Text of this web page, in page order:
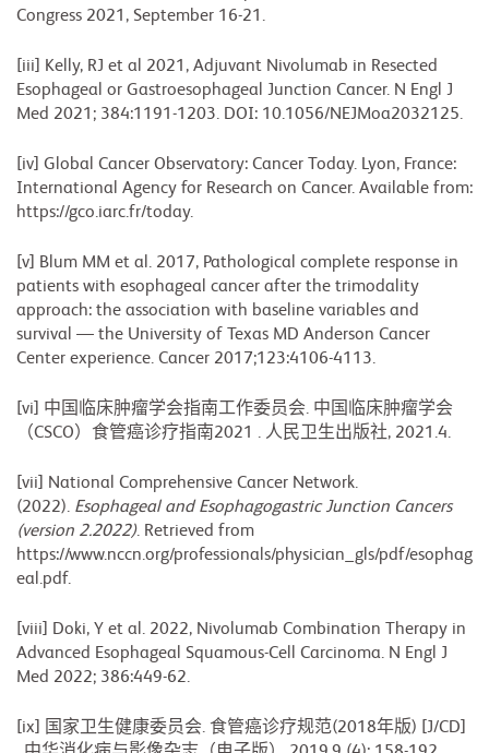
Congress 2021, September 16-21.
[iii] Kelly, RJ et al 2021, Adjuvant Nivolumab in Resected
Esophageal or Gastroesophageal Junction Cancer. N Engl J
Med 2021; 384:1191-1203. DOI: 10.1056/NEJMoa2032125.
[iv] Global Cancer Observatory: Cancer Today. Lyon, France:
International Agency for Research on Cancer. Available from:
https://gco.iarc.fr/today.
[v] Blum MM et al. 2017, Pathological complete response in
patients with esophageal cancer after the trimodality
approach: the association with baseline variables and
survival — the University of Texas MD Anderson Cancer
Center experience. Cancer 2017;123:4106-4113.
[vi] 中国临床肿瘤学会指南工作委员会. 中国临床肿瘤学会
（CSCO）食管癌诊疗指南2021 . 人民卫生出版社, 2021.4.
[vii] National Comprehensive Cancer Network.
(2022). Esophageal and Esophagogastric Junction Cancers
(version 2.2022). Retrieved from
https://www.nccn.org/professionals/physician_gls/pdf/esophag
eal.pdf.
[viii] Doki, Y et al. 2022, Nivolumab Combination Therapy in
Advanced Esophageal Squamous-Cell Carcinoma. N Engl J
Med 2022; 386:449-62.
[ix] 国家卫生健康委员会. 食管癌诊疗规范(2018年版) [J/CD]